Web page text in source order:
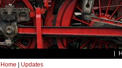
Home Updates